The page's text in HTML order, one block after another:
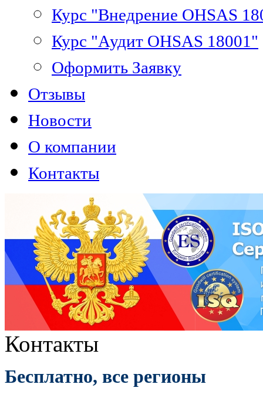
Курс "Внедрение OHSAS
Курс "Аудит OHSAS 18001"
Оформить Заявку
Отзывы
Новости
О компании
Контакты
Контакты
Бесплатно, все регионы